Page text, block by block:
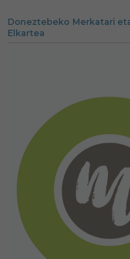
Doneztebeko Merkatari
Elkartea